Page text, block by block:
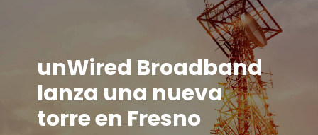
unWired Broadband
lanza una nueva
torre en Fresno